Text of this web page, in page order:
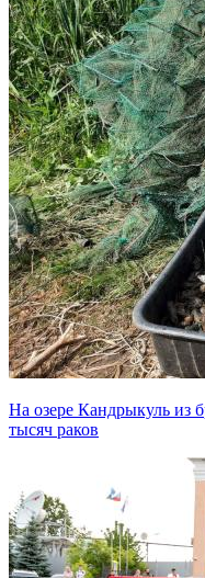
На озере Кандрыкуль из
тысяч раков